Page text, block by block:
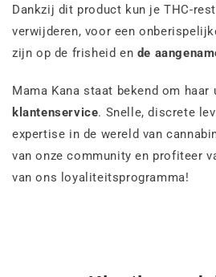
Dankzij dit product kun je THC-
verwijderen, voor een
zijn op de frisheid en de
Mama Kana staat bekend om haar
klantenservice. Snelle, discrete
expertise in de wereld van
van onze community en profiteer
van ons loyaliteitsprogramma!